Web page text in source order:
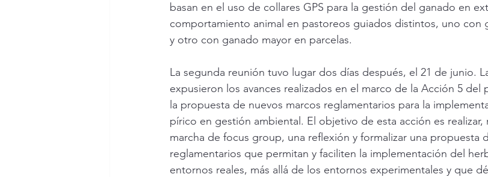
basan en el uso de collares GPS para la gestión del ganado en
comportamiento animal en pastoreos guiados distintos, uno con
y otro con ganado mayor en parcelas.
La segunda reunión tuvo lugar dos días después, el 21 de junio.
expusieron los avances realizados en el marco de la Acción 5 del
la propuesta de nuevos marcos reglamentarios para la
pírico en gestión ambiental. El objetivo de esta acción es realizar,
marcha de focus group, una reflexión y formalizar una propuesta
reglamentarios que permitan y faciliten la implementación del
entornos reales, más allá de los entornos experimentales y que